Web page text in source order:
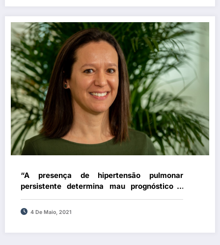
“A presença de hipertensão pulmonar
persistente determina mau prognóstico e
provoca incapacidade e limitação
importante na qualidade de vida”
4 De Maio, 2021